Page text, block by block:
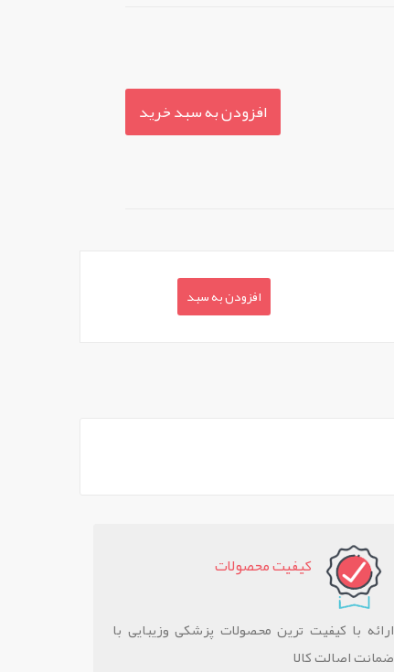
افزودن به سبد خرید
افزودن به سبد
کيفيت محصولات
ارائه با کیفیت ترین محصولات پزشکی وزیبایی با
ضمانت اصالت کالا